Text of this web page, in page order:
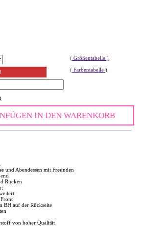
( Größentabelle )
( Farbentabelle )
IN DEN WARENKORB
und Abendessen mit Freunden
Rücken
BH auf der Rückseite
von hoher Qualität